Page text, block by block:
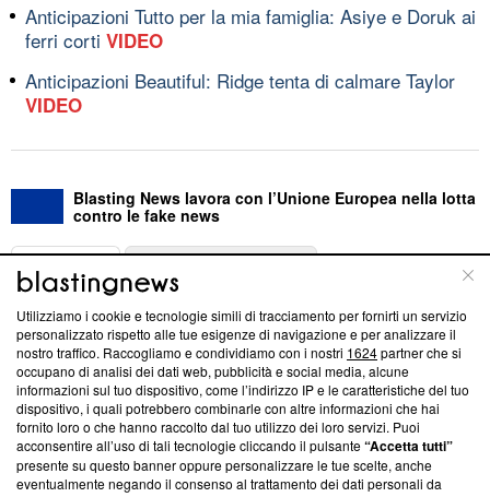
Anticipazioni Tutto per la mia famiglia: Asiye e Doruk ai
ferri corti VIDEO
Anticipazioni Beautiful: Ridge tenta di calmare Taylor
VIDEO
Blasting News lavora con l’Unione Europea nella lotta
contro le fake news
ABOUT
Questa sezione offre informazioni trasparenti su Blasting
News, sui nostri processi editoriali e su come ci impegniamo a
creare news di qualità. Inoltre, afferma la nostra aderenza a
‘Trust Project - News with Integrity’Blasting News non è
ancora membro del programma, ma ha richiesto di farne
parte; Trust Project non ha ancora effettuato una verifica di
conformità agli standard.
Utilizziamo i cookie e tecnologie simili di tracciamento per fornirti un servizio
personalizzato rispetto alle tue esigenze di navigazione e per analizzare il
nostro traffico. Raccogliamo e condividiamo con i nostri 1624partner che si
occupano di analisi dei dati web, pubblicità e social media, alcune
informazioni sul tuo dispositivo, come l’indirizzo IP e le caratteristiche del tuo
dispositivo, i quali potrebbero combinarle con altre informazioni che hai
fornito loro o che hanno raccolto dal tuo utilizzo dei loro servizi. Puoi
acconsentire all’uso di tali tecnologie cliccando il pulsante“Accetta tutti”
presente su questo banner oppure personalizzare le tue scelte, anche
eventualmente negando il consenso al trattamento dei dati personali da